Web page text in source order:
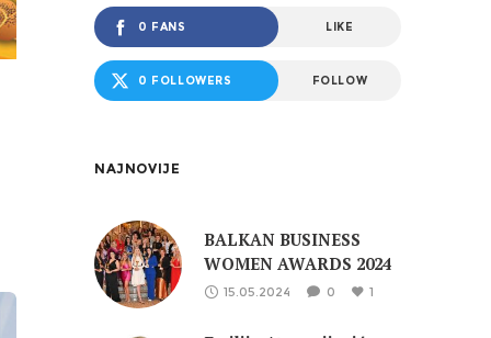
0 FANS LIKE
0 FOLLOWERS FOLLOW
NAJNOVIJE
BALKAN BUSINESS
WOMEN AWARDS 2024
15.05.2024 0 1